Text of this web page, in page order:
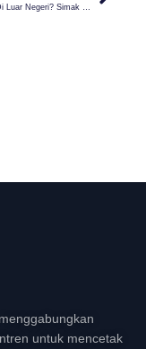
untuk mencetak